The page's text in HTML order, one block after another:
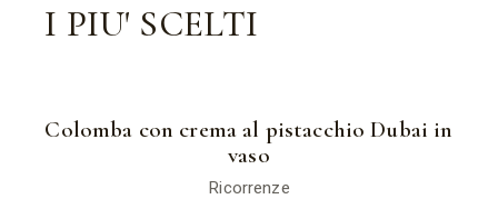
I PIU' SCELTI
Colomba con crema al pistacchio Dubai in
vaso
Ricorrenze